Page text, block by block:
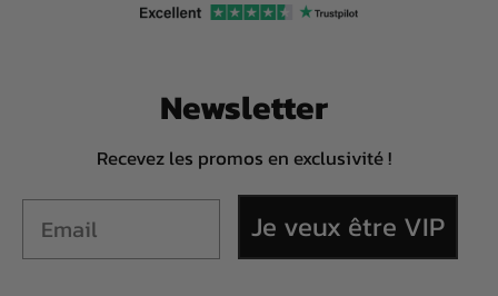
Newsletter
Recevez les promos en exclusivité !
Je veux être VIP